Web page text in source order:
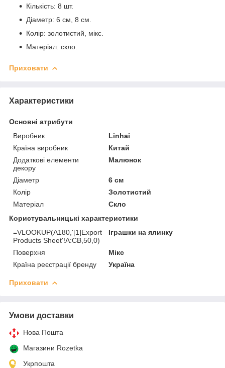
Кількість: 8 шт.
Діаметр: 6 см, 8 см.
Колір: золотистий, мікс.
Матеріал: скло.
Приховати
Характеристики
Основні атрибути
Виробник
Linhai
Країна виробник
Китай
Додаткові елементи
декору
Малюнок
Діаметр
6 см
Колір
Золотистий
Матеріал
Скло
Користувальницькі характеристики
=VLOOKUP(A180,'[1]Export
Products Sheet'!A:CB,50,0)
Іграшки на ялинку
Поверхня
Мікс
Країна реєстрації бренду
Україна
Приховати
Умови доставки
Нова Пошта
Магазини Rozetka
Укрпошта